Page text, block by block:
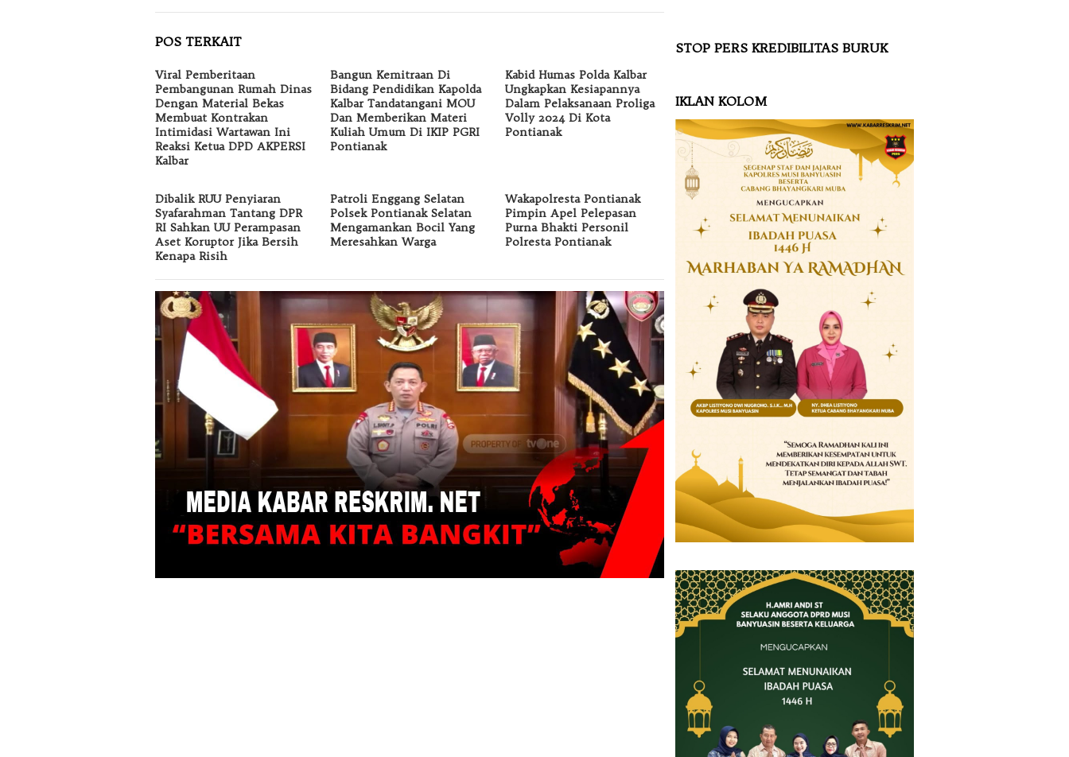
POS TERKAIT
Viral Pemberitaan
Pembangunan Rumah Dinas
Dengan Material Bekas
Membuat Kontrakan
Intimidasi Wartawan Ini
Reaksi Ketua DPD AKPERSI
Kalbar
Bangun Kemitraan Di
Bidang Pendidikan Kapolda
Kalbar Tandatangani MOU
Dan Memberikan Materi
Kuliah Umum Di IKIP PGRI
Pontianak
Kabid Humas Polda Kalbar
Ungkapkan Kesiapannya
Dalam Pelaksanaan Proliga
Volly 2024 Di Kota
Pontianak
Dibalik RUU Penyiaran
Syafarahman Tantang DPR
RI Sahkan UU Perampasan
Aset Koruptor Jika Bersih
Kenapa Risih
Patroli Enggang Selatan
Polsek Pontianak Selatan
Mengamankan Bocil Yang
Meresahkan Warga
Wakapolresta Pontianak
Pimpin Apel Pelepasan
Purna Bhakti Personil
Polresta Pontianak
STOP PERS KREDIBILITAS BURUK
IKLAN KOLOM